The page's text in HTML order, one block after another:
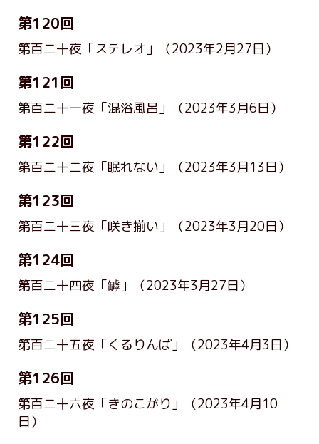
第120回
第百二十夜「ステレオ」 （2023年2月27日）
第121回
第百二十一夜「混浴風呂」 （2023年3月6日）
第122回
第百二十二夜「眠れない」 （2023年3月13日）
第123回
第百二十三夜「咲き揃い」 （2023年3月20日）
第124回
第百二十四夜「罅」 （2023年3月27日）
第125回
第百二十五夜「くるりんぱ」 （2023年4月3日）
第126回
第百二十六夜「きのこがり」
（2023年4月10
日）